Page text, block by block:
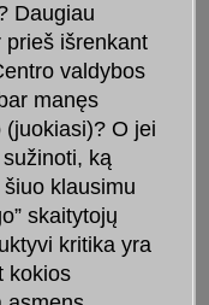
Daugiau
išrenkant
valdybos
manęs
O jei
ką
klausimu
skaitytojų
kritika yra
kokios